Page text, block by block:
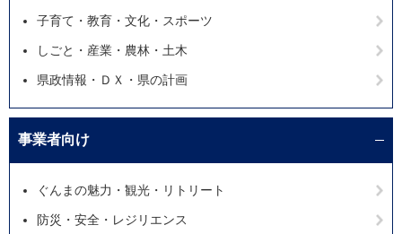
子育て・教育・文化・スポーツ
しごと・産業・農林・土木
県政情報・ＤＸ・県の計画
事業者向け
ぐんまの魅力・観光・リトリート
防災・安全・レジリエンス